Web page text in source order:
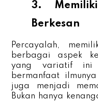
3.
Berkesan
Percayalah,
berbagai aspek
yang variatif ini
bermanfaat
juga menjadi
Bukan hanya